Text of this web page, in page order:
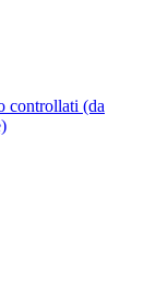
controllati (da